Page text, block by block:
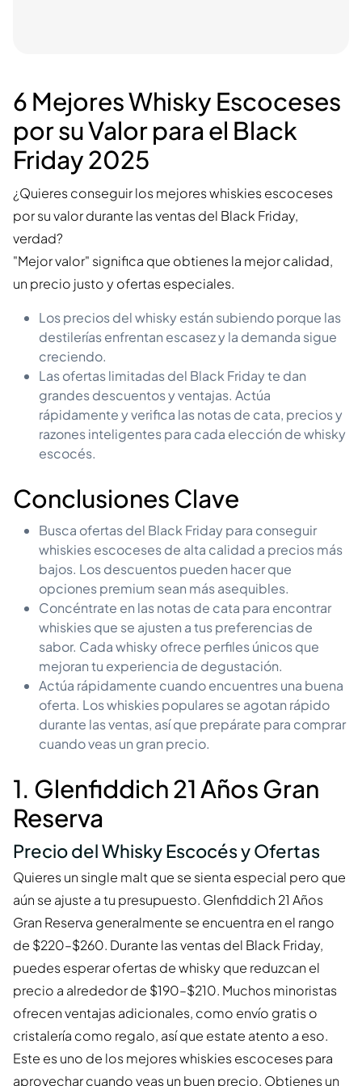
6 Mejores Whisky Escoceses
por su Valor para el Black
Friday 2025
¿Quieres conseguir los mejores whiskies escoceses
por su valor durante las ventas del Black Friday,
verdad?
"Mejor valor" significa que obtienes la mejor calidad,
un precio justo y ofertas especiales.
Los precios del whisky están subiendo porque las
destilerías enfrentan escasez y la demanda sigue
creciendo.
Las ofertas limitadas del Black Friday te dan
grandes descuentos y ventajas. Actúa
rápidamente y verifica las notas de cata, precios y
razones inteligentes para cada elección de whisky
escocés.
Conclusiones Clave
Busca ofertas del Black Friday para conseguir
whiskies escoceses de alta calidad a precios más
bajos. Los descuentos pueden hacer que
opciones premium sean más asequibles.
Concéntrate en las notas de cata para encontrar
whiskies que se ajusten a tus preferencias de
sabor. Cada whisky ofrece perfiles únicos que
mejoran tu experiencia de degustación.
Actúa rápidamente cuando encuentres una buena
oferta. Los whiskies populares se agotan rápido
durante las ventas, así que prepárate para comprar
cuando veas un gran precio.
1. Glenfiddich 21 Años Gran
Reserva
Precio del Whisky Escocés y Ofertas
Quieres un single malt que se sienta especial pero que
aún se ajuste a tu presupuesto. Glenfiddich 21 Años
Gran Reserva generalmente se encuentra en el rango
de $220–$260. Durante las ventas del Black Friday,
puedes esperar ofertas de whisky que reduzcan el
precio a alrededor de $190–$210. Muchos minoristas
ofrecen ventajas adicionales, como envío gratis o
cristalería como regalo, así que estate atento a eso.
Este es uno de los mejores whiskies escoceses para
aprovechar cuando veas un buen precio. Obtienes un